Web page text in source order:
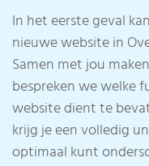
In het eerste geval
nieuwe website in
Samen met jou
bespreken we welke
website dient te
krijg je een volledig
optimaal kunt